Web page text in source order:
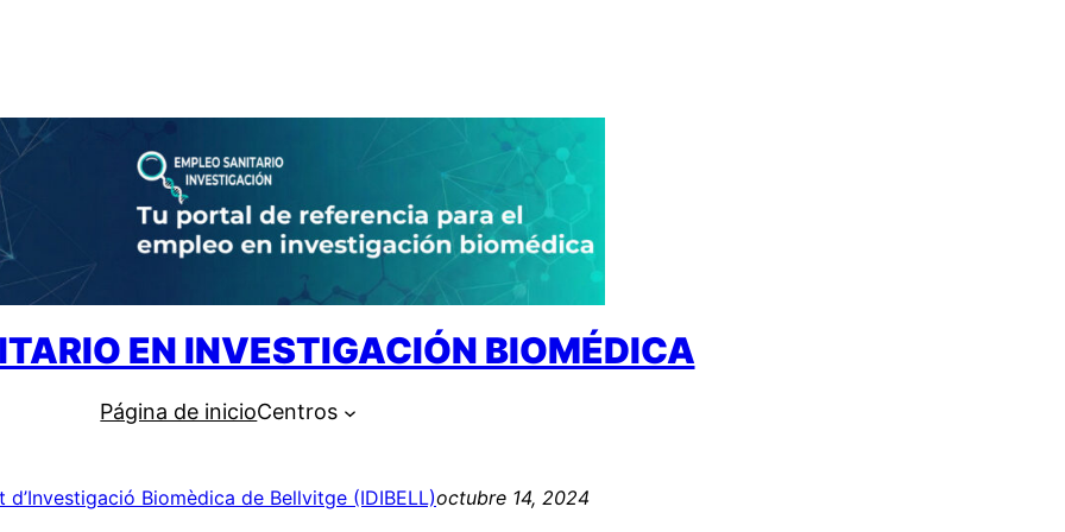
EN INVESTIGACIÓN BIOMÉDICA
Página de inicioCentros
d’Investigació Biomèdica de Bellvitge (IDIBELL)octubre 14, 2024